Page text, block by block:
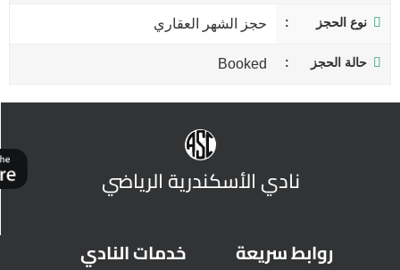
نوع الحجز حجز الشهر العقاري
حالة الحجز Booked
نادي الأسكندرية الرياضي
روابط سريعة خدمات النادي